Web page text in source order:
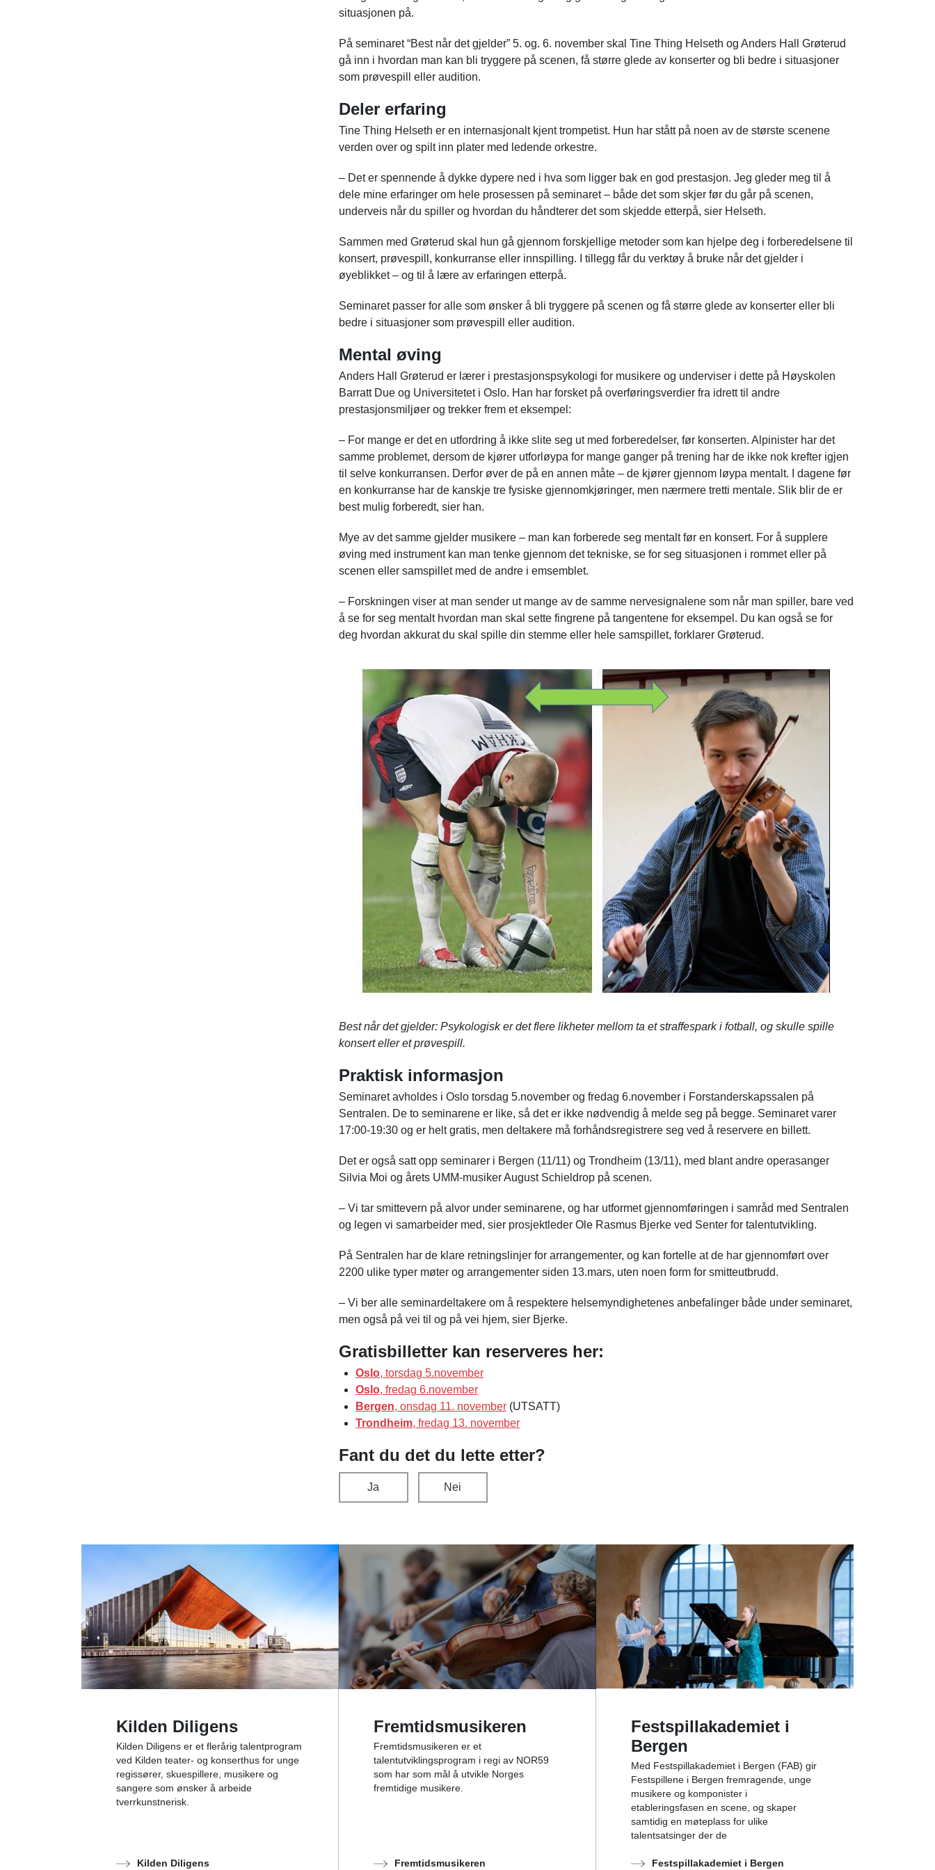
situasjonen på.
På seminaret “Best når det gjelder” 5. og. 6. november skal Tine Thing Helseth og Anders Hall Grøterud
gå inn i hvordan man kan bli tryggere på scenen, få større glede av konserter og bli bedre i situasjoner
som prøvespill eller audition.
Deler erfaring
Tine Thing Helseth er en internasjonalt kjent trompetist. Hun har stått på noen av de største scenene
verden over og spilt inn plater med ledende orkestre.
– Det er spennende å dykke dypere ned i hva som ligger bak en god prestasjon. Jeg gleder meg til å
dele mine erfaringer om hele prosessen på seminaret – både det som skjer før du går på scenen,
underveis når du spiller og hvordan du håndterer det som skjedde etterpå, sier Helseth.
Sammen med Grøterud skal hun gå gjennom forskjellige metoder som kan hjelpe deg i forberedelsene til
konsert, prøvespill, konkurranse eller innspilling. I tillegg får du verktøy å bruke når det gjelder i
øyeblikket – og til å lære av erfaringen etterpå.
Seminaret passer for alle som ønsker å bli tryggere på scenen og få større glede av konserter eller bli
bedre i situasjoner som prøvespill eller audition.
Mental øving
Anders Hall Grøterud er lærer i prestasjonspsykologi for musikere og underviser i dette på Høyskolen
Barratt Due og Universitetet i Oslo. Han har forsket på overføringsverdier fra idrett til andre
prestasjonsmiljøer og trekker frem et eksempel:
– For mange er det en utfordring å ikke slite seg ut med forberedelser, før konserten. Alpinister har det
samme problemet, dersom de kjører utforløypa for mange ganger på trening har de ikke nok krefter igjen
til selve konkurransen. Derfor øver de på en annen måte – de kjører gjennom løypa mentalt. I dagene før
en konkurranse har de kanskje tre fysiske gjennomkjøringer, men nærmere tretti mentale. Slik blir de er
best mulig forberedt, sier han.
Mye av det samme gjelder musikere – man kan forberede seg mentalt før en konsert. For å supplere
øving med instrument kan man tenke gjennom det tekniske, se for seg situasjonen i rommet eller på
scenen eller samspillet med de andre i emsemblet.
– Forskningen viser at man sender ut mange av de samme nervesignalene som når man spiller, bare ved
å se for seg mentalt hvordan man skal sette fingrene på tangentene for eksempel. Du kan også se for
deg hvordan akkurat du skal spille din stemme eller hele samspillet, forklarer Grøterud.
Best når det gjelder: Psykologisk er det flere likheter mellom ta et straffespark i fotball, og skulle spille
konsert eller et prøvespill.
Praktisk informasjon
Seminaret avholdes i Oslo torsdag 5.november og fredag 6.november i Forstanderskapssalen på
Sentralen. De to seminarene er like, så det er ikke nødvendig å melde seg på begge. Seminaret varer
17:00-19:30 og er helt gratis, men deltakere må forhåndsregistrere seg ved å reservere en billett.
Det er også satt opp seminarer i Bergen (11/11) og Trondheim (13/11), med blant andre operasanger
Silvia Moi og årets UMM-musiker August Schieldrop på scenen.
– Vi tar smittevern på alvor under seminarene, og har utformet gjennomføringen i samråd med Sentralen
og legen vi samarbeider med, sier prosjektleder Ole Rasmus Bjerke ved Senter for talentutvikling.
På Sentralen har de klare retningslinjer for arrangementer, og kan fortelle at de har gjennomført over
2200 ulike typer møter og arrangementer siden 13.mars, uten noen form for smitteutbrudd.
– Vi ber alle seminardeltakere om å respektere helsemyndighetenes anbefalinger både under seminaret,
men også på vei til og på vei hjem, sier Bjerke.
Gratisbilletter kan reserveres her:
Oslo, torsdag 5.november
Oslo, fredag 6.november
Bergen, onsdag 11. november(UTSATT)
Trondheim, fredag 13. november
Fant du det du lette etter?
Ja Nei
Kilden Diligens
Kilden Diligens er et flerårig talentprogram
ved Kilden teater- og konserthus for unge
regissører, skuespillere, musikere og
sangere som ønsker å arbeide
tverrkunstnerisk.
Kilden Diligens
Fremtidsmusikeren
Fremtidsmusikeren er et
talentutviklingsprogram i regi av NOR59
som har som mål å utvikle Norges
fremtidige musikere.
Fremtidsmusikeren
Festspillakademiet i
Bergen
Med Festspillakademiet i Bergen (FAB) gir
Festspillene i Bergen fremragende, unge
musikere og komponister i
etableringsfasen en scene, og skaper
samtidig en møteplass for ulike
talentsatsinger der de
Festspillakademiet i Bergen